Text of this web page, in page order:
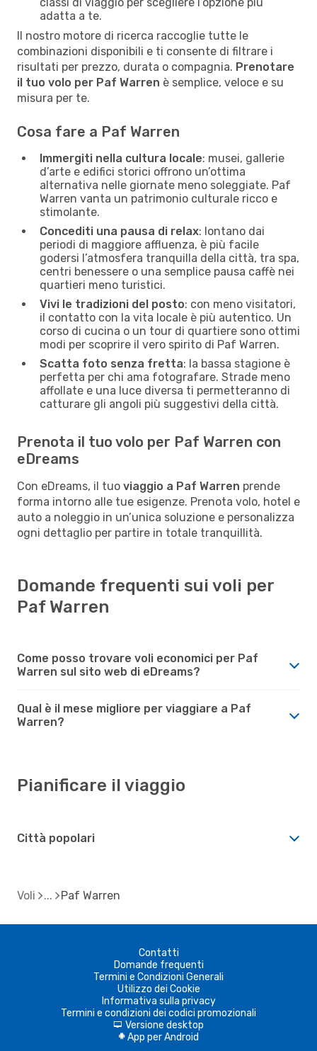
adatta a te.
Il nostro motore di ricerca raccoglie tutte le
combinazioni disponibili e ti consente di filtrare i
risultati per prezzo, durata o compagnia. Prenotare
il tuo volo per Paf Warren è semplice, veloce e su
misura per te.
Cosa fare a Paf Warren
Immergiti nella cultura locale: musei, gallerie
d’arte e edifici storici offrono un’ottima
alternativa nelle giornate meno soleggiate. Paf
Warren vanta un patrimonio culturale ricco e
stimolante.
Concediti una pausa di relax: lontano dai
periodi di maggiore affluenza, è più facile
godersi l’atmosfera tranquilla della città, tra spa,
centri benessere o una semplice pausa caffè nei
quartieri meno turistici.
Vivi le tradizioni del posto: con meno visitatori,
il contatto con la vita locale è più autentico. Un
corso di cucina o un tour di quartiere sono ottimi
modi per scoprire il vero spirito di Paf Warren.
Scatta foto senza fretta: la bassa stagione è
perfetta per chi ama fotografare. Strade meno
affollate e una luce diversa ti permetteranno di
catturare gli angoli più suggestivi della città.
Prenota il tuo volo per Paf Warren con
eDreams
Con eDreams, il tuo viaggio a Paf Warren prende
forma intorno alle tue esigenze. Prenota volo, hotel e
auto a noleggio in un’unica soluzione e personalizza
ogni dettaglio per partire in totale tranquillità.
Domande frequenti sui voli per
Paf Warren
Come posso trovare voli economici per Paf
Warren sul sito web di eDreams?
Qual è il mese migliore per viaggiare a Paf
Warren?
Pianificare il viaggio
Città popolari
Voli Paf Warren
Contatti
Domande frequenti
Termini e Condizioni Generali
Utilizzo dei Cookie
Informativa sulla privacy
Termini e condizioni dei codici promozionali
d Versione desktop
A App per Android